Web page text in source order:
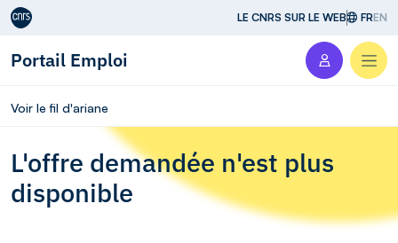
Aller au contenu LE CNRS SUR LE WEB FREN
Portail Emploi
Voir le fil d'ariane
L'offre demandée n'est plus
disponible